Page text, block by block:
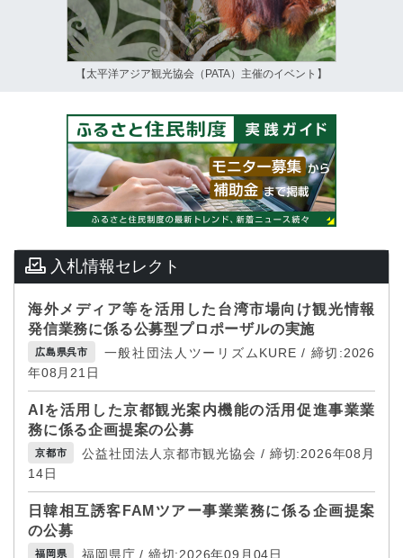
【太平洋アジア観光協会（PATA）主催のイベント】
入札情報セレクト
海外メディア等を活用した台湾市場向け観光情報
発信業務に係る公募型プロポーザルの実施
広島県呉市
一般社団法人ツーリズムKURE / 締切:2026
年08月21日
AIを活用した京都観光案内機能の活用促進事業業
務に係る企画提案の公募
京都市
公益社団法人京都市観光協会 / 締切:2026年08月
14日
日韓相互誘客FAMツアー事業業務に係る企画提案
の公募
福岡県 福岡県庁 / 締切:2026年09月04日